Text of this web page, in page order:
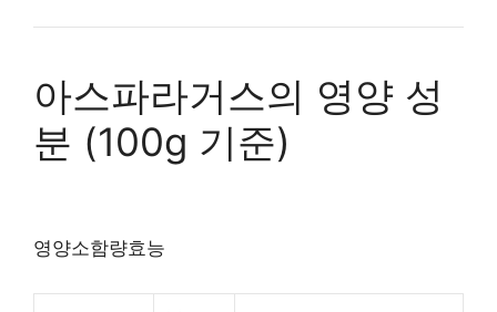
아스파라거스의 영양 성
분 (100g 기준)
영양소함량효능